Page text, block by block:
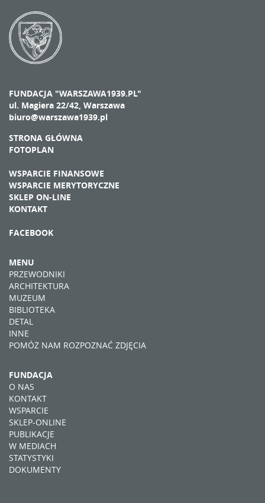
FUNDACJA "WARSZAWA1939.PL"
ul. Magiera 22/42, Warszawa
biuro@warszawa1939.pl
STRONA GŁÓWNA
FOTOPLAN
WSPARCIE FINANSOWE
WSPARCIE MERYTORYCZNE
SKLEP ON-LINE
KONTAKT
FACEBOOK
MENU
PRZEWODNIKI
ARCHITEKTURA
MUZEUM
BIBLIOTEKA
DETAL
INNE
POMÓŻ NAM ROZPOZNAĆ ZDJĘCIA
FUNDACJA
O NAS
KONTAKT
WSPARCIE
SKLEP-ONLINE
PUBLIKACJE
W MEDIACH
STATYSTYKI
DOKUMENTY